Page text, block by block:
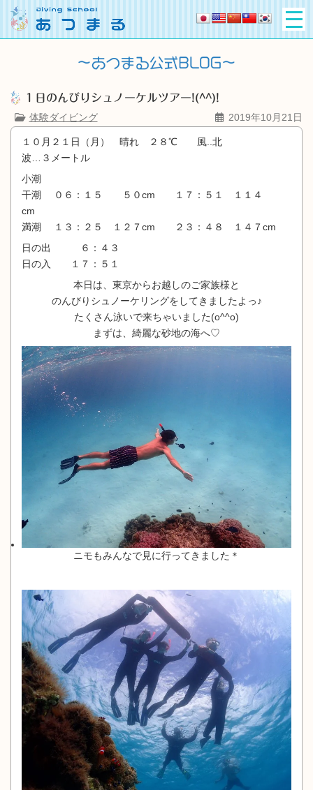
１日のんびりシュノーケルツアー!(^^)!
体験ダイビング
2019年10月21日
１０月２１日（月） 晴れ ２８℃ 風..北
波…３メートル
小潮
干潮 ０６：１５ ５０cm １７：５１ １１４
cm
満潮 １３：２５ １２７cm ２３：４８ １４７cm
日の出 ６：４３
日の入 １７：５１
本日は、東京からお越しのご家族様と
のんびりシュノーケリングをしてきましたよっ♪
たくさん泳いで来ちゃいました(o^^o)
まずは、綺麗な砂地の海へ♡
ニモもみんなで見に行ってきました＊